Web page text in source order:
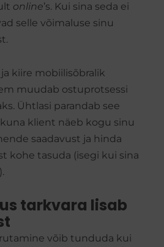
online’s. Kui sina seda ei
selle võimaluse sinu
kiire mobiilisõbralik
muudab ostuprotsessi
Ühtlasi parandab see
klient näeb kogu sinu
saadavust ja hinda
kohe tasuda (isegi kui sina
tarkvara lisab
võib tunduda kui